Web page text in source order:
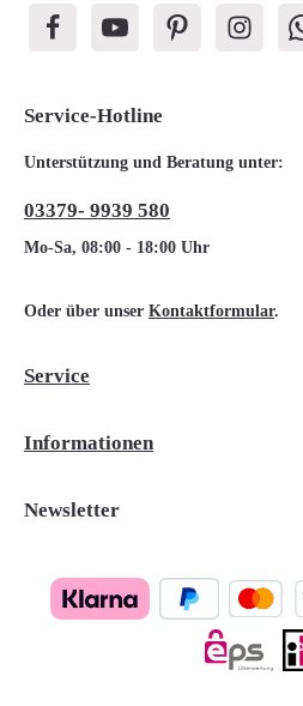
Service-Hotline
Unterstützung und Beratung unter:
03379- 9939 580
Mo-Sa, 08:00 - 18:00 Uhr
Oder über unser Kontaktformular.
Service
Informationen
Newsletter